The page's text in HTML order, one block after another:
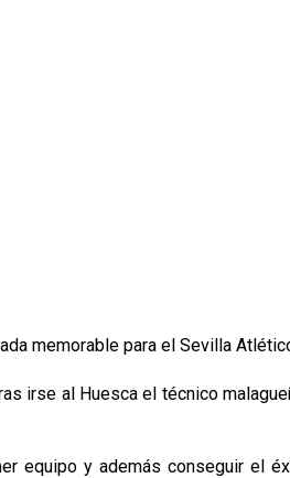
memorable para el Sevilla
irse al Huesca el técnico
equipo y además conseguir el